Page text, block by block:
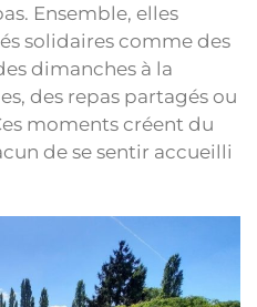
Ensemble, elles
solidaires comme des
dimanches à la
des repas partagés ou
moments créent du
de se sentir accueilli